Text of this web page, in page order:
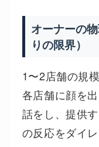
オーナーの
りの限界）
1〜2店舗の規
各店舗に顔を
話をし、提供
の反応をダイ